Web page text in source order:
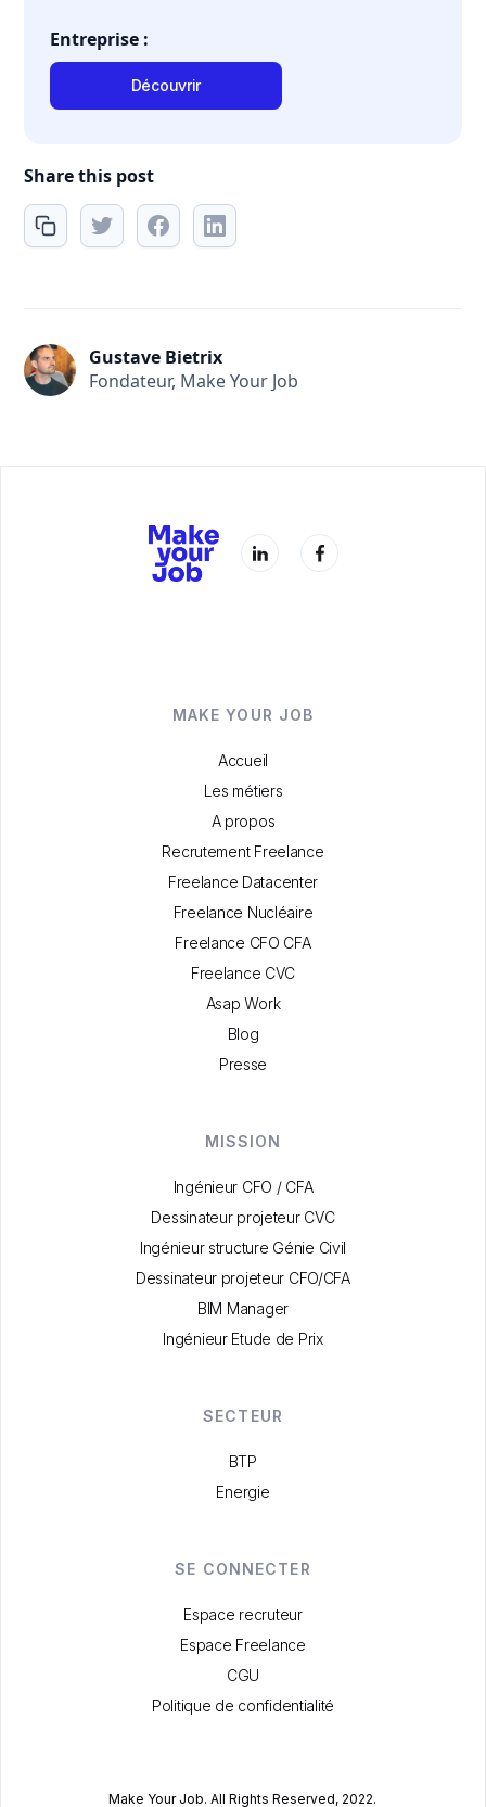
Entreprise :
Découvrir
Share this post
Gustave Bietrix
Fondateur, Make Your Job
MAKE YOUR JOB
Accueil
Les métiers
A propos
Recrutement Freelance
Freelance Datacenter
Freelance Nucléaire
Freelance CFO CFA
Freelance CVC
Asap Work
Blog
Presse
MISSION
Ingénieur CFO / CFA
Dessinateur projeteur CVC
Ingénieur structure Génie Civil
Dessinateur projeteur CFO/CFA
BIM Manager
Ingénieur Etude de Prix
SECTEUR
BTP
Energie
SE CONNECTER
Espace recruteur
Espace Freelance
CGU
Politique de confidentialité
Make Your Job. All Rights Reserved, 2022.